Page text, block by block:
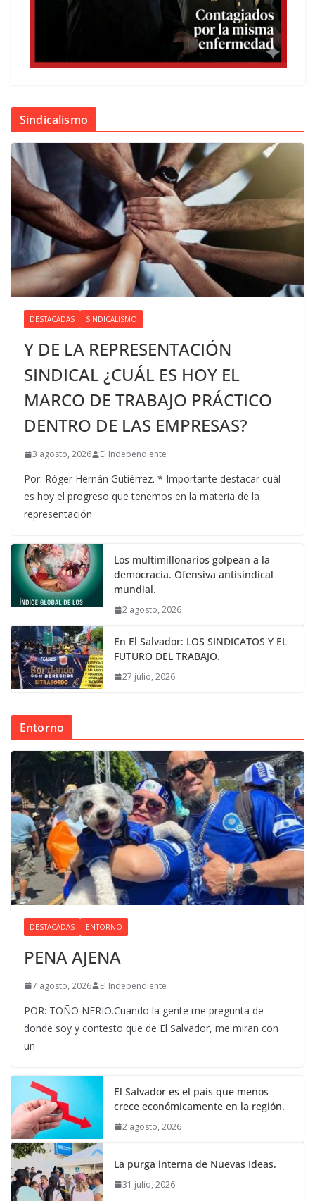
Sindicalismo
DESTACADAS SINDICALISMO
Y DE LA REPRESENTACIÓN
SINDICAL ¿CUÁL ES HOY EL
MARCO DE TRABAJO PRÁCTICO
DENTRO DE LAS EMPRESAS?
3 agosto, 2026 El Independiente
Por: Róger Hernán Gutiérrez. * Importante destacar cuál
es hoy el progreso que tenemos en la materia de la
representación
Los multimillonarios golpean a la
democracia. Ofensiva antisindical
mundial.
2 agosto, 2026
En El Salvador: LOS SINDICATOS Y EL
FUTURO DEL TRABAJO.
27 julio, 2026
Entorno
DESTACADAS ENTORNO
PENA AJENA
7 agosto, 2026 El Independiente
POR: TOÑO NERIO.Cuando la gente me pregunta de
donde soy y contesto que de El Salvador, me miran con
un
El Salvador es el país que menos
crece económicamente en la región.
2 agosto, 2026
La purga interna de Nuevas Ideas.
31 julio, 2026